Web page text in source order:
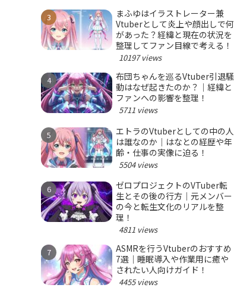
まふゆはイラストレーター兼
Vtuberとして炎上や顔出しで何
があった？経緯と現在の状況を
整理してファン目線で考える！
10197 views
布団ちゃんを巡るVtuber引退騒
動はなぜ起きたのか？｜経緯と
ファンへの影響を整理！
5711 views
エトラのVtuberとしての中の人
は誰なのか｜はなとの経歴や年
齢・仕事の実像に迫る！
5504 views
ゼロプロジェクトのVTuber転
生とその後の行方｜元メンバー
の今と転生文化のリアルを整
理！
4811 views
ASMRを行うVtuberのおすすめ
7選｜睡眠導入や作業用に癒や
されたい人向けガイド！
4455 views